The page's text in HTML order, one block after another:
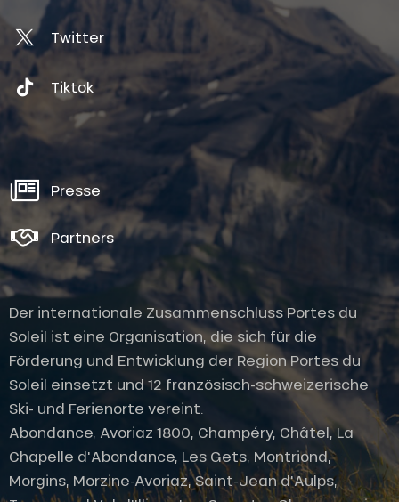
Twitter
Tiktok
Presse
Partners
Der internationale Zusammenschluss Portes du
Soleil ist eine Organisation, die sich für die
Förderung und Entwicklung der Region Portes du
Soleil einsetzt und 12 französisch-schweizerische
Ski- und Ferienorte vereint.
Abondance, Avoriaz 1800, Champéry, Châtel, La
Chapelle d'Abondance, Les Gets, Montriond,
Morgins, Morzine-Avoriaz, Saint-Jean d'Aulps,